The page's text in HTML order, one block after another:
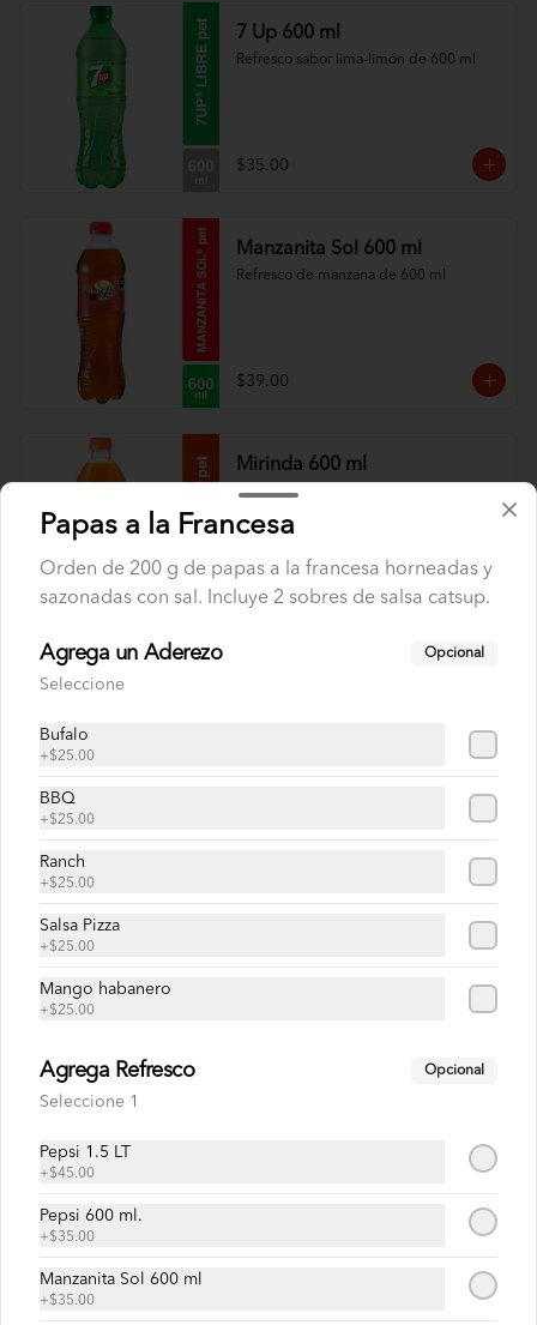
7 Up 600 ml
Refresco sabor lima-limón de 600 ml
$35.00
Manzanita Sol 600 ml
Refresco de manzana de 600 ml
$39.00
Mirinda 600 ml
Refresco de naranja de 600 ml
$39.00
Escríbenos
Términos y condiciones
Política de privacidad
Redes sociales
Papas a la Francesa
Orden de 200 g de papas a la francesa horneadas y
sazonadas con sal. Incluye 2 sobres de salsa catsup.
Agrega un Aderezo Opcional
Seleccione
Bufalo
+$25.00
BBQ
+$25.00
Ranch
+$25.00
Salsa Pizza
+$25.00
Mango habanero
+$25.00
Agrega Refresco Opcional
Seleccione 1
Pepsi 1.5 LT
+$45.00
Pepsi 600 ml.
+$35.00
Manzanita Sol 600 ml
+$35.00